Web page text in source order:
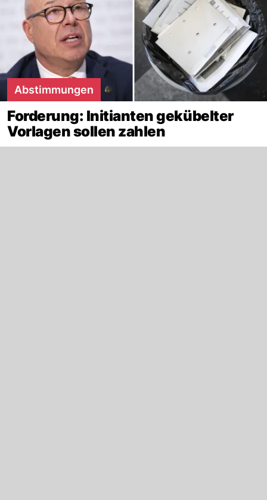
Abstimmungen
Forderung: Initianten gekübelter
Vorlagen sollen zahlen